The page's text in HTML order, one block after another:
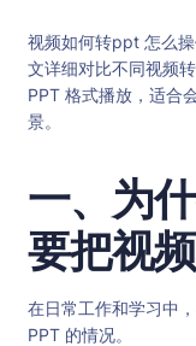
视频如何转ppt 怎么
文详细对比不同视频
PPT 格式播放，适合
景。
一、为
要把视
在日常工作和学习中
PPT 的情况。